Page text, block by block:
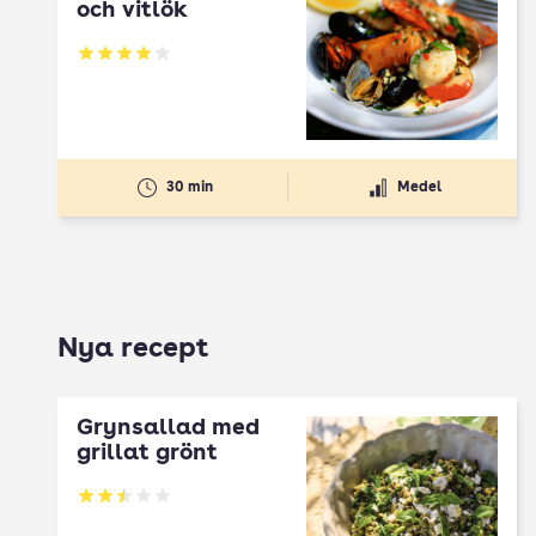
och vitlök
Betyg: 4.03 av 5
30 min Medel
Nya recept
Grynsallad med
grillat grönt
Betyg: 2.5 av 5